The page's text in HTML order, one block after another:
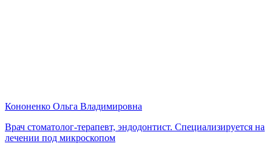
Кононенко Ольга Владимировна
Врач стоматолог-терапевт, эндодонтист. Специализируется на
лечении под микроскопом